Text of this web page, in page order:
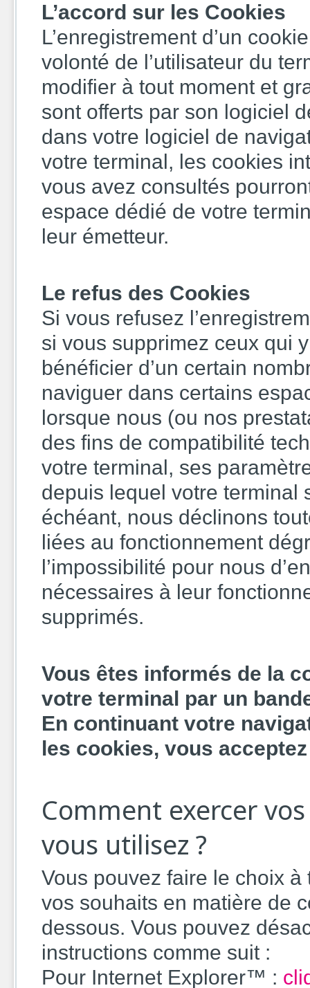
L’accord sur les Cookies
L’enregistrement d’un
volonté de l’utilisateur du
modifier à tout moment et
sont offerts par son logiciel
dans votre logiciel de
votre terminal, les cookies
vous avez consultés
espace dédié de votre
leur émetteur.
Le refus des Cookies
Si vous refusez
si vous supprimez ceux qui
bénéficier d’un certain
naviguer dans certains
lorsque nous (ou nos
des fins de compatibilité
votre terminal, ses
depuis lequel votre terminal
échéant, nous déclinons
liées au fonctionnement
l’impossibilité pour nous
nécessaires à leur
supprimés.
Vous êtes informés de la
votre terminal par un
En continuant votre
les cookies, vous
Comment exercer
vous utilisez ?
Vous pouvez faire le choix à
vos souhaits en matière de
dessous. Vous pouvez
instructions comme suit :
Pour Internet Explorer™ :